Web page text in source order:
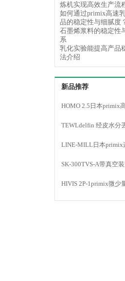
炼机实现高效生产流
如何通过primix高速
品的稳定性与细腻度
石墨烯浆料的稳定性
系
乳化实验能提高产品
法介绍
新品推荐
HOMO 2.5日本primix
TEWLdelfin 经皮水分
LINE-MILL日本primix
LINE MILL
SK-300TVS-A带真空
HIVIS 2P-1primix微少